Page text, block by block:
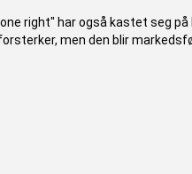
right" har også kastet seg på
men den blir